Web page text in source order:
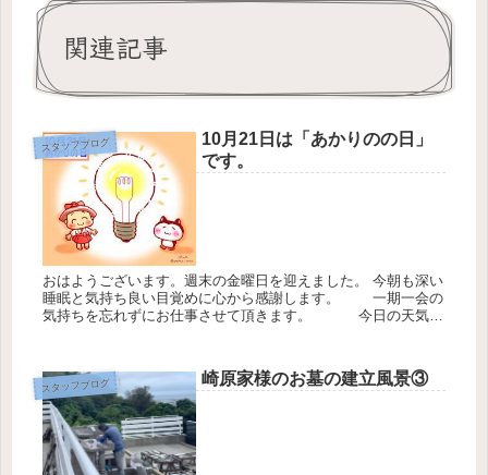
関連記事
スタッフブログ
10月21日は「あかりのの日」
です。
おはようございます。週末の金曜日を迎えました。 今朝も深い
睡眠と気持ち良い目覚めに心から感謝します。 一期一会の
気持ちを忘れずにお仕事させて頂きます。 今日の天気は
スタッフブログ 崎原家様のお墓の建立風景③